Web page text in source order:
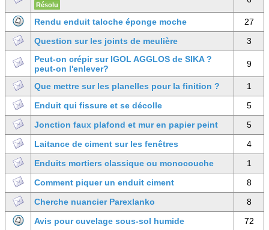
Résolu
Rendu enduit taloche éponge moche
27
Question sur les joints de meulière
3
Peut-on crépir sur IGOL AGGLOS de SIKA ?
peut-on l'enlever?
9
Que mettre sur les planelles pour la finition ?
1
Enduit qui fissure et se décolle
5
Jonction faux plafond et mur en papier peint
5
Laitance de ciment sur les fenêtres
4
Enduits mortiers classique ou monocouche
1
Comment piquer un enduit ciment
8
Cherche nuancier Parexlanko
8
Avis pour cuvelage sous-sol humide
72